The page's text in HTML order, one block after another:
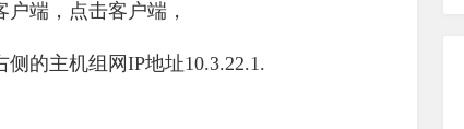
端，点击客户端，
的主机组网IP地址10.3.22.1.